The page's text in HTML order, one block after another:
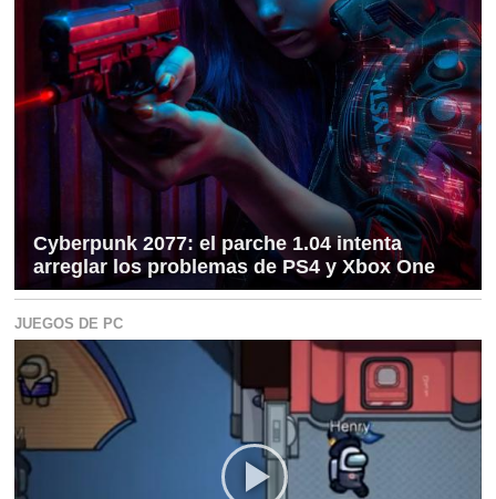
Cyberpunk 2077: el parche 1.04 intenta
arreglar los problemas de PS4 y Xbox One
JUEGOS DE PC